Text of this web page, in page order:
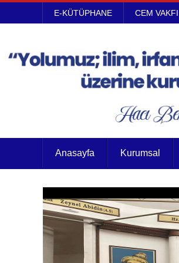
E-KÜTÜPHANE CEM
Anasayfa Kurumsal